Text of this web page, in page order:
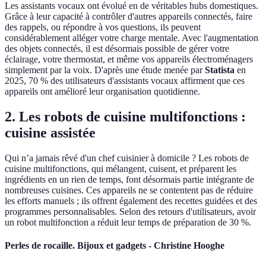
Les assistants vocaux ont évolué en de véritables hubs domestiques.
Grâce à leur capacité à contrôler d'autres appareils connectés, faire
des rappels, ou répondre à vos questions, ils peuvent
considérablement alléger votre charge mentale. Avec l'augmentation
des objets connectés, il est désormais possible de gérer votre
éclairage, votre thermostat, et même vos appareils électroménagers
simplement par la voix. D'après une étude menée parStatista en
2025, 70 % des utilisateurs d'assistants vocaux affirment que ces
appareils ont amélioré leur organisation quotidienne.
2. Les robots de cuisine multifonctions :
cuisine assistée
Qui n’a jamais rêvé d'un chef cuisinier à domicile ? Les robots de
cuisine multifonctions, qui mélangent, cuisent, et préparent les
ingrédients en un rien de temps, font désormais partie intégrante de
nombreuses cuisines. Ces appareils ne se contentent pas de réduire
les efforts manuels ; ils offrent également des recettes guidées et des
programmes personnalisables. Selon des retours d'utilisateurs, avoir
un robot multifonction a réduit leur temps de préparation de 30 %.
Perles de rocaille. Bijoux et gadgets - Christine Hooghe